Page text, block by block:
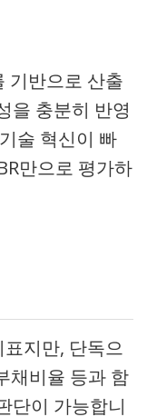
기반으로 산출
을 충분히 반영
술 혁신이 빠
만으로 평가하
지만, 단독으
채비율 등과 함
단이 가능합니